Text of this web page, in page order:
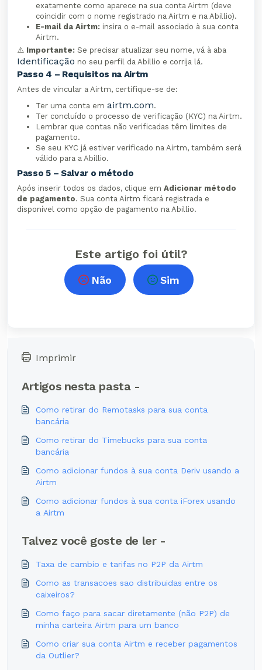
exatamente como aparece na sua conta Airtm (deve
coincidir com o nome registrado na Airtm e na Abillio).
E-mail da Airtm: insira o e-mail associado à sua conta
Airtm.
⚠️ Importante: Se precisar atualizar seu nome, vá à aba
Identificação no seu perfil da Abillio e corrija lá.
Passo 4 – Requisitos na Airtm
Antes de vincular a Airtm, certifique-se de:
Ter uma conta em airtm.com.
Ter concluído o processo de verificação (KYC) na Airtm.
Lembrar que contas não verificadas têm limites de
pagamento.
Se seu KYC já estiver verificado na Airtm, também será
válido para a Abillio.
Passo 5 – Salvar o método
Após inserir todos os dados, clique em Adicionar método
de pagamento. Sua conta Airtm ficará registrada e
disponível como opção de pagamento na Abillio.
Este artigo foi útil?
Não Sim
Imprimir
Artigos nesta pasta -
Como retirar do Remotasks para sua conta
bancária
Como retirar do Timebucks para sua conta
bancária
Como adicionar fundos à sua conta Deriv usando a
Airtm
Como adicionar fundos à sua conta iForex usando
a Airtm
Talvez você goste de ler -
Taxa de cambio e tarifas no P2P da Airtm
Como as transacoes sao distribuidas entre os
caixeiros?
Como faço para sacar diretamente (não P2P) de
minha carteira Airtm para um banco
Como criar sua conta Airtm e receber pagamentos
da Outlier?